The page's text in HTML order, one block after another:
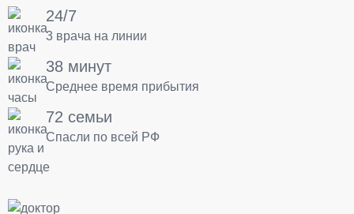
24/7
3 врача на линии
38 минут
Среднее время прибытия
72 семьи
Спасли по всей РФ